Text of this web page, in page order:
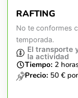
RAFTING
No te conformes
temporada.
El transporte
la actividad
Tiempo: 2
Precio: 50 €